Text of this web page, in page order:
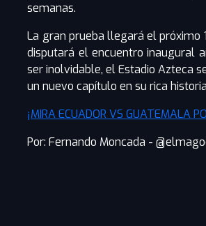
semanas.
La gran prueba llegará el próximo
disputará el encuentro inaugural
ser inolvidable, el Estadio Azteca
un nuevo capítulo en su rica
¡MIRA ECUADOR VS GUATEMALA
Por: Fernando Moncada -